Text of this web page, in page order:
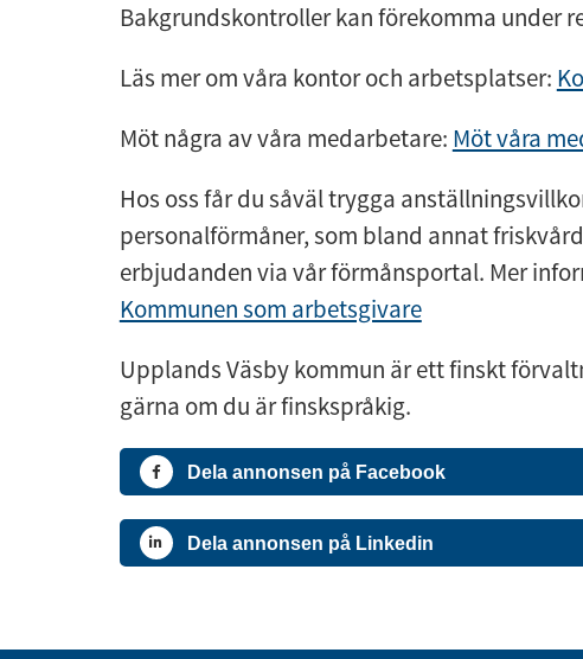
Bakgrundskontroller kan förekomma under
Läs mer om våra kontor och arbetsplatser:
Möt några av våra medarbetare: Möt våra
Hos oss får du såväl trygga
personalförmåner, som bland annat
erbjudanden via vår förmånsportal. Mer
Kommunen som arbetsgivare
Upplands Väsby kommun är ett finskt
gärna om du är finskspråkig.
Dela annonsen på Facebook
Dela annonsen på Linkedin